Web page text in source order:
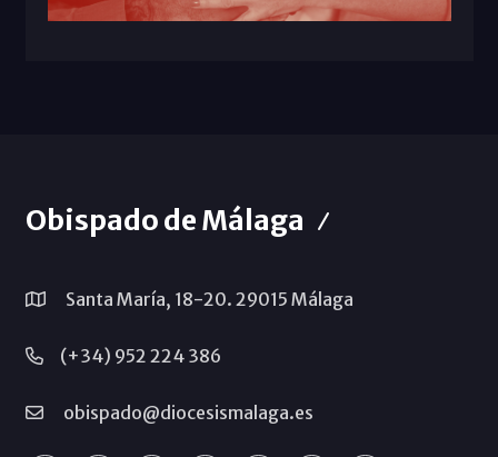
Obispado de Málaga
Santa María, 18-20. 29015 Málaga
(+34) 952 224 386
obispado@diocesismalaga.es